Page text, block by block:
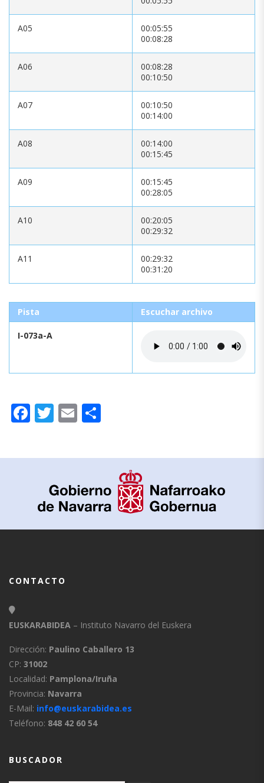
A05
00:05:55
00:08:28
A06
00:08:28
00:10:50
A07
00:10:50
00:14:00
A08
00:14:00
00:15:45
A09
00:15:45
00:28:05
A10
00:20:05
00:29:32
A11
00:29:32
00:31:20
Pista Escuchar archivo
I-073a-A
Facebook
Twitter
Email
CONTACTO
EUSKARABIDEA – Instituto Navarro del Euskera
Dirección: Paulino Caballero 13
CP: 31002
Localidad: Pamplona/Iruña
Provincia: Navarra
E-Mail: info@euskarabidea.es
Teléfono: 848 42 60 54
BUSCADOR